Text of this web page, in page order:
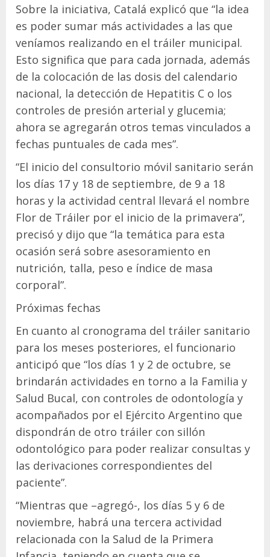
Sobre la iniciativa, Catalá explicó que “la idea
es poder sumar más actividades a las que
veníamos realizando en el tráiler municipal.
Esto significa que para cada jornada, además
de la colocación de las dosis del calendario
nacional, la detección de Hepatitis C o los
controles de presión arterial y glucemia;
ahora se agregarán otros temas vinculados a
fechas puntuales de cada mes”.
“El inicio del consultorio móvil sanitario serán
los días 17 y 18 de septiembre, de 9 a 18
horas y la actividad central llevará el nombre
Flor de Tráiler por el inicio de la primavera”,
precisó y dijo que “la temática para esta
ocasión será sobre asesoramiento en
nutrición, talla, peso e índice de masa
corporal”.
Próximas fechas
En cuanto al cronograma del tráiler sanitario
para los meses posteriores, el funcionario
anticipó que “los días 1 y 2 de octubre, se
brindarán actividades en torno a la Familia y
Salud Bucal, con controles de odontología y
acompañados por el Ejército Argentino que
dispondrán de otro tráiler con sillón
odontológico para poder realizar consultas y
las derivaciones correspondientes del
paciente”.
“Mientras que –agregó-, los días 5 y 6 de
noviembre, habrá una tercera actividad
relacionada con la Salud de la Primera